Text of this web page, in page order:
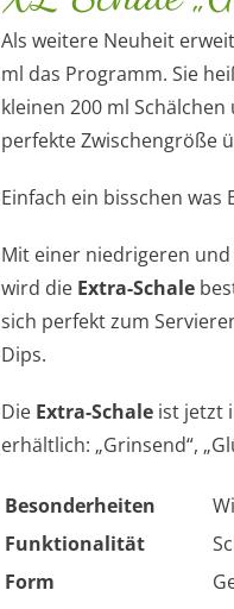
Als weitere Neuheit
ml das Programm. Sie
kleinen 200 ml
perfekte Zwischengröße
Einfach ein bisschen was
Mit einer niedrigeren
wird die Extra-Schale
sich perfekt zum
Dips.
Die Extra-Schale ist jetzt
erhältlich: „Grinsend“,
Besonderheiten
Funktionalität
Form